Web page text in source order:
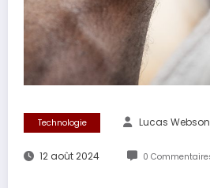
Technologie Lucas Webson
12 août 2024 0